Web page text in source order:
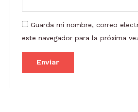
Guarda mi nombre, correo
este navegador para la próxima